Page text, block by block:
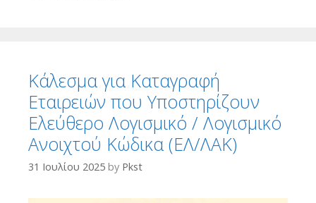
Κάλεσμα για Καταγραφή
Εταιρειών που Υποστηρίζουν
Ελεύθερο Λογισμικό / Λογισμικό
Ανοιχτού Κώδικα (ΕΛ/ΛΑΚ)
31 Ιουλίου 2025 by Pkst